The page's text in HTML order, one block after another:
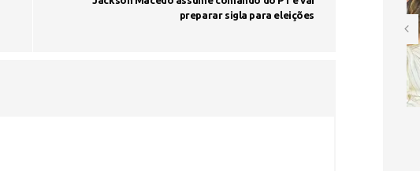
preparar sigla para eleições